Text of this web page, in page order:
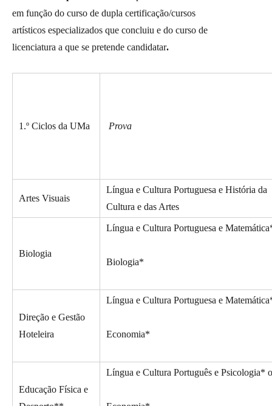
em função do curso de dupla certificação/cursos
artísticos especializados que concluiu e do curso de
licenciatura a que se pretende candidatar.
1.º Ciclos da UMa Prova
Artes Visuais
Língua e Cultura Portuguesa e História da
Cultura e das Artes
Biologia
Língua e Cultura Portuguesa e
Biologia*
Direção e Gestão
Hoteleira
Língua e Cultura Portuguesa e
Economia*
Educação Física e
Língua e Cultura Português e Psicologia*